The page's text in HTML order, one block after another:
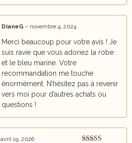
DianeG – novembre 4, 2024
Merci beaucoup pour votre avis ! Je
suis ravie que vous adoriez la robe
et le bleu marine. Votre
recommandation me touche
énormément. N’hésitez pas à revenir
vers moi pour d’autres achats ou
questions !
avril 19, 2026